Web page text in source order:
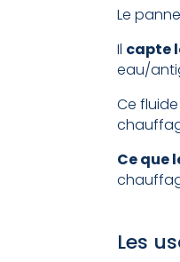
Le
Il capte
eau/
Ce
Ce que
Les